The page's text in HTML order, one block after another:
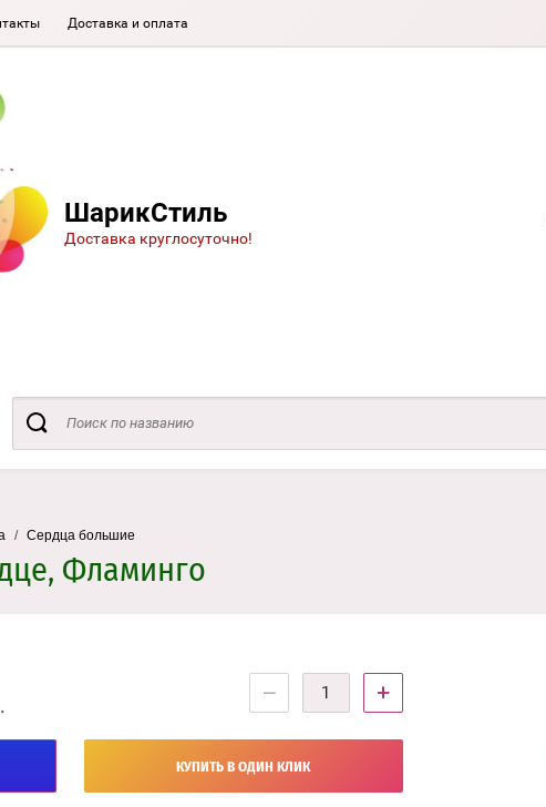
Доставка и оплата
ШарикСтиль
Доставка круглосуточно!
/ Сердца большие
Фламинго
− +
КУПИТЬ В ОДИН КЛИК